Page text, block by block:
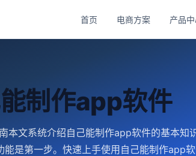
首页 电商方案 产品
制作app软件
本文系统介绍自己能制作app软件的基本知
能是第一步。快速上手使用自己能制作app